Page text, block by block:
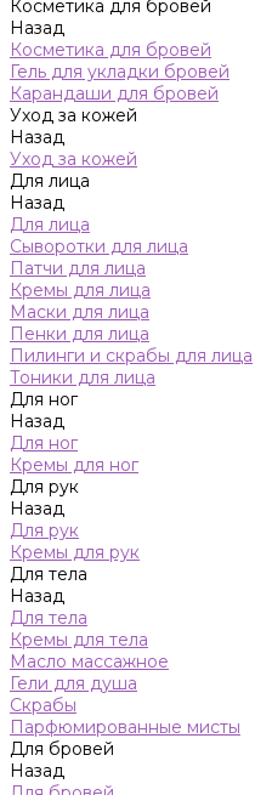
Косметика для бровей
Назад
Косметика для бровей
Гель для укладки бровей
Карандаши для бровей
Уход за кожей
Назад
Уход за кожей
Для лица
Назад
Для лица
Сыворотки для лица
Патчи для лица
Кремы для лица
Маски для лица
Пенки для лица
Пилинги и скрабы для лица
Тоники для лица
Для ног
Назад
Для ног
Кремы для ног
Для рук
Назад
Для рук
Кремы для рук
Для тела
Назад
Для тела
Кремы для тела
Масло массажное
Гели для душа
Скрабы
Парфюмированные мисты
Для бровей
Назад